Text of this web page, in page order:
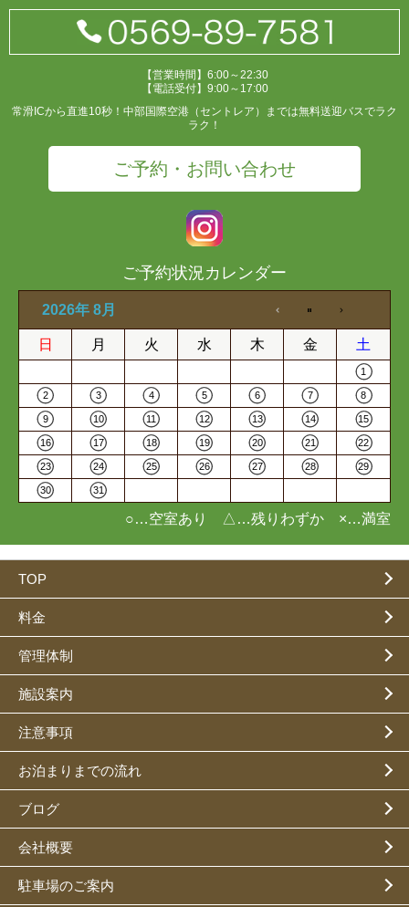
【営業時間】6:00～22:30
【電話受付】9:00～17:00
常滑ICから直進10秒！中部国際空港（セントレア）までは無料送迎バスでラク
ラク！
ご予約・お問い合わせ
ご予約状況カレンダー
2026年 8月
日 月 火 水 木 金 土
1
2 3 4 5 6 7 8
9 10 11 12 13 14 15
16 17 18 19 20 21 22
23 24 25 26 27 28 29
30 31
○…空室あり △…残りわずか ×…満室
TOP
料金
管理体制
施設案内
注意事項
お泊まりまでの流れ
ブログ
会社概要
駐車場のご案内